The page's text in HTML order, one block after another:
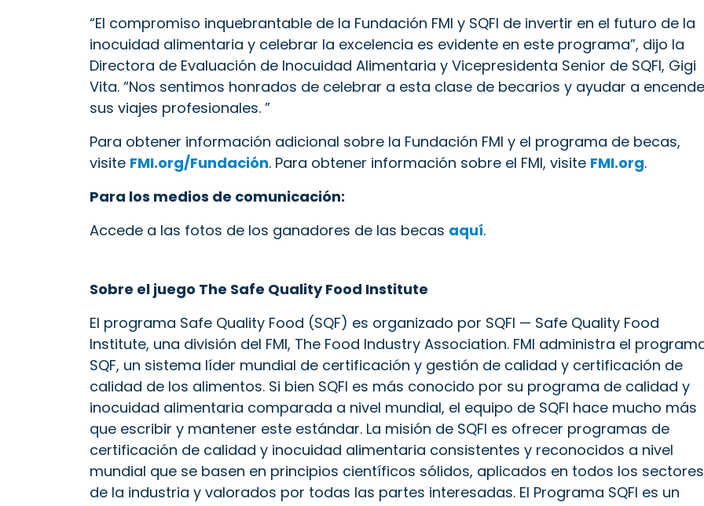
“El compromiso inquebrantable de la Fundación FMI y SQFI de invertir en el futuro de la
inocuidad alimentaria y celebrar la excelencia es evidente en este programa”, dijo la
Directora de Evaluación de Inocuidad Alimentaria y Vicepresidenta Senior de SQFI, Gigi
Vita. “Nos sentimos honrados de celebrar a esta clase de becarios y ayudar a
sus viajes profesionales. ”
Para obtener información adicional sobre la Fundación FMI y el programa de becas,
visite FMI.org/Fundación. Para obtener información sobre el FMI, visite FMI.org.
Para los medios de comunicación:
Accede a las fotos de los ganadores de las becas aquí.
Sobre el juego The Safe Quality Food Institute
El programa Safe Quality Food (SQF) es organizado por SQFI — Safe Quality Food
Institute, una división del FMI, The Food Industry Association. FMI administra el
SQF, un sistema líder mundial de certificación y gestión de calidad y certificación de
calidad de los alimentos. Si bien SQFI es más conocido por su programa de calidad y
inocuidad alimentaria comparada a nivel mundial, el equipo de SQFI hace mucho más
que escribir y mantener este estándar. La misión de SQFI es ofrecer programas de
certificación de calidad y inocuidad alimentaria consistentes y reconocidos a nivel
mundial que se basen en principios científicos sólidos, aplicados en todos los sectores
de la industria y valorados por todas las partes interesadas. El Programa SQFI es un